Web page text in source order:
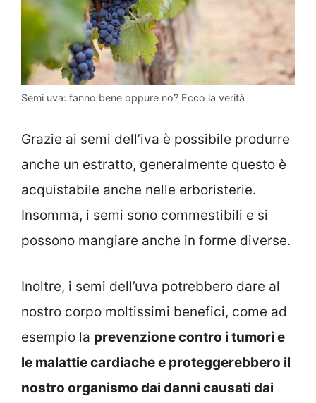
Semi uva: fanno bene oppure no? Ecco la verità
Grazie ai semi dell’iva è possibile produrre
anche un estratto, generalmente questo è
acquistabile anche nelle erboristerie.
Insomma, i semi sono commestibili e si
possono mangiare anche in forme diverse.
Inoltre, i semi dell’uva potrebbero dare al
nostro corpo moltissimi benefici, come ad
esempio la prevenzione contro i tumori e
le malattie cardiache e proteggerebbero il
nostro organismo dai danni causati dai